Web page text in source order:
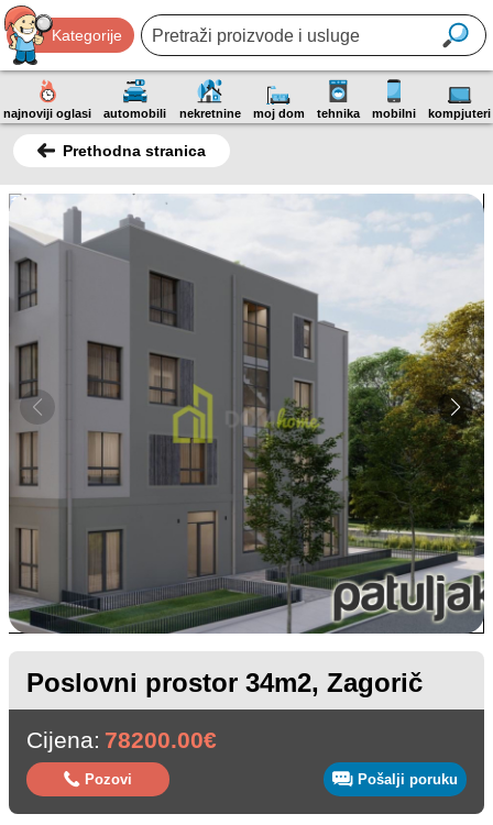
Kategorije
najnoviji oglasi automobili nekretnine moj dom tehnika mobilni kompjuteri
Prethodna stranica
Poslovni prostor 34m2, Zagorič
Cijena: 78200.00€
Pozovi Pošalji poruku